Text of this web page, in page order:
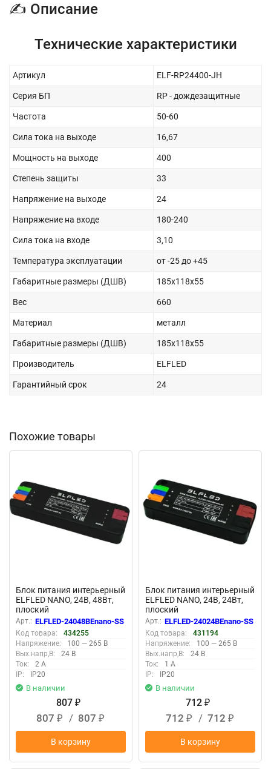
✍ Описание
Технические характеристики
Артикул ELF-RP24400-JH
Серия БП RP - дождезащитные
Частота 50-60
Сила тока на выходе 16,67
Мощность на выходе 400
Степень защиты 33
Напряжение на выходе 24
Напряжение на входе 180-240
Сила тока на входе 3,10
Температура эксплуатации от -25 до +45
Габаритные размеры (ДШВ) 185х118х55
Вес 660
Материал металл
Габаритные размеры (ДШВ) 185х118х55
Производитель ELFLED
Гарантийный срок 24
Похожие товары
Блок питания интерьерный
ELFLED NANO, 24В, 48Вт,
плоский
Арт.: ELFLED-24048BEnano-SS
Код товара:
434255
Напряжение:
100 — 265 В
Вых.напр,В:
24 В
Ток:
2 А
IP:
IP20
В наличии
807 ₽
807 ₽ / 807 ₽
В корзину
Блок питания интерьерный
ELFLED NANO, 24В, 24Вт,
плоский
Арт.: ELFLED-24024BEnano-SS
Код товара:
431194
Напряжение:
100 — 265 В
Вых.напр,В:
24 В
Ток:
1 А
IP:
IP20
В наличии
712 ₽
712 ₽ / 712 ₽
В корзину